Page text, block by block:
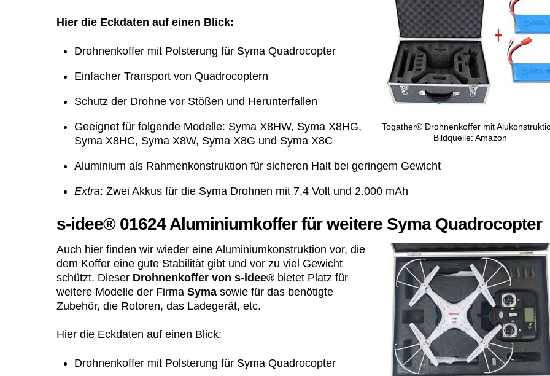
Togather® Drohnenkoffer mit
Bildquelle: Amazon
Hier die Eckdaten auf einen Blick:
Drohnenkoffer mit Polsterung für Syma Quadrocopter
Einfacher Transport von Quadrocoptern
Schutz der Drohne vor Stößen und Herunterfallen
Geeignet für folgende Modelle: Syma X8HW, Syma X8HG,
Syma X8HC, Syma X8W, Syma X8G und Syma X8C
Aluminium als Rahmenkonstruktion für sicheren Halt bei geringem Gewicht
Extra: Zwei Akkus für die Syma Drohnen mit 7,4 Volt und 2.000 mAh
s-idee® 01624 Aluminiumkoffer für weitere Syma Quadrocopter
Auch hier finden wir wieder eine Aluminiumkonstruktion vor, die
dem Koffer eine gute Stabilität gibt und vor zu viel Gewicht
schützt. Dieser Drohnenkoffer von s-idee® bietet Platz für
weitere Modelle der Firma Syma sowie für das benötigte
Zubehör, die Rotoren, das Ladegerät, etc.
Hier die Eckdaten auf einen Blick:
Drohnenkoffer mit Polsterung für Syma Quadrocopter